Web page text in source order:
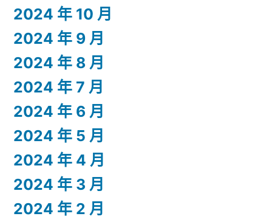
2024 年 10 月
2024 年 9 月
2024 年 8 月
2024 年 7 月
2024 年 6 月
2024 年 5 月
2024 年 4 月
2024 年 3 月
2024 年 2 月